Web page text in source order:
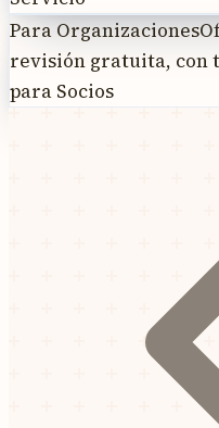
Para Organizaciones
revisión gratuita, con
para Socios